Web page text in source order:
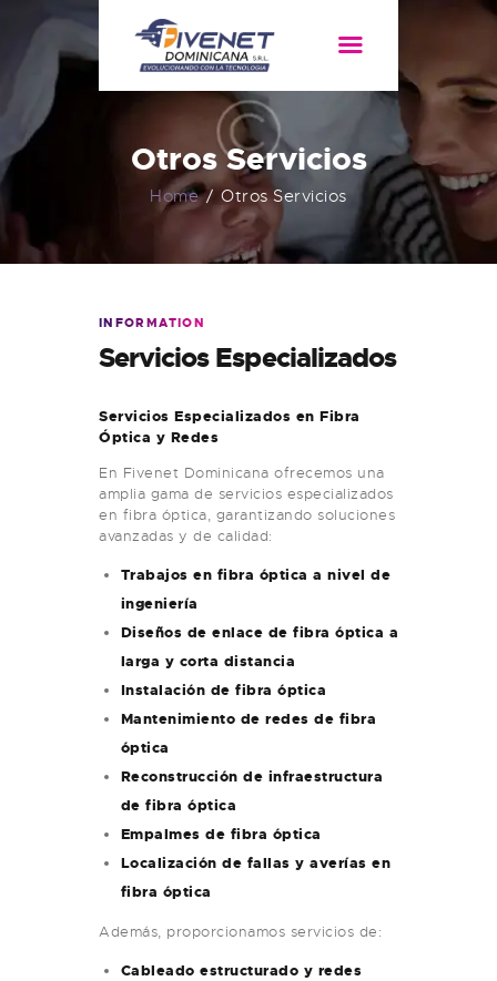
Otros Servicios
Home Otros Servicios
HOME
SERVICIOS
ACERCA DE
INFORMATION
Servicios Especializados
Servicios Especializados en Fibra
Óptica y Redes
En Fivenet Dominicana ofrecemos una
amplia gama de servicios especializados
en fibra óptica, garantizando soluciones
avanzadas y de calidad:
Trabajos en fibra óptica a nivel de
ingeniería
Diseños de enlace de fibra óptica a
larga y corta distancia
Instalación de fibra óptica
Mantenimiento de redes de fibra
óptica
Reconstrucción de infraestructura
de fibra óptica
Empalmes de fibra óptica
Localización de fallas y averías en
fibra óptica
Además, proporcionamos servicios de:
Cableado estructurado y redes